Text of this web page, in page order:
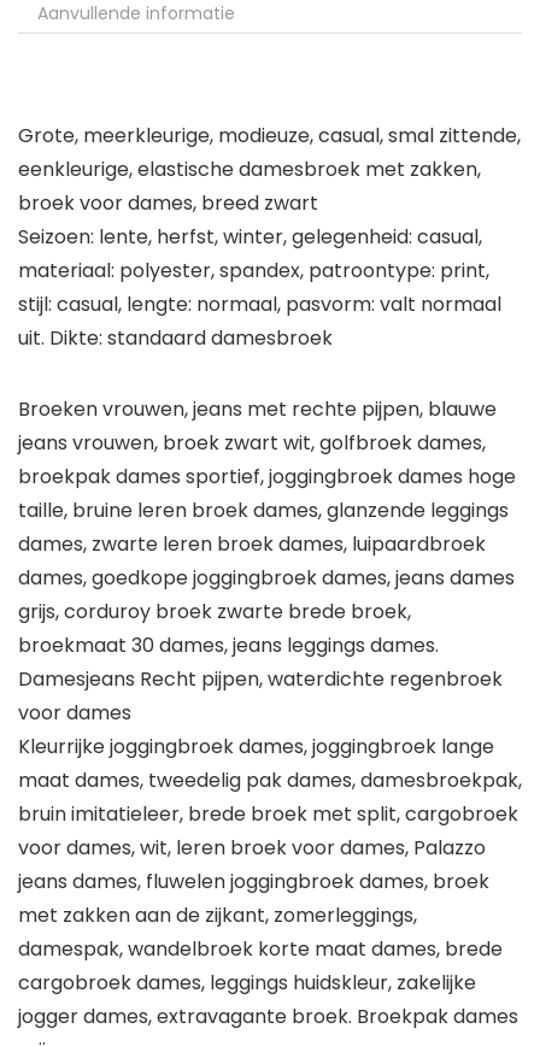
Aanvullende informatie
Grote, meerkleurige, modieuze, casual, smal zittende,
eenkleurige, elastische damesbroek met zakken,
broek voor dames, breed zwart
Seizoen: lente, herfst, winter, gelegenheid: casual,
materiaal: polyester, spandex, patroontype: print,
stijl: casual, lengte: normaal, pasvorm: valt normaal
uit. Dikte: standaard damesbroek
Broeken vrouwen, jeans met rechte pijpen, blauwe
jeans vrouwen, broek zwart wit, golfbroek dames,
broekpak dames sportief, joggingbroek dames hoge
taille, bruine leren broek dames, glanzende leggings
dames, zwarte leren broek dames, luipaardbroek
dames, goedkope joggingbroek dames, jeans dames
grijs, corduroy broek zwarte brede broek,
broekmaat 30 dames, jeans leggings dames.
Damesjeans Recht pijpen, waterdichte regenbroek
voor dames
Kleurrijke joggingbroek dames, joggingbroek lange
maat dames, tweedelig pak dames, damesbroekpak,
bruin imitatieleer, brede broek met split, cargobroek
voor dames, wit, leren broek voor dames, Palazzo
jeans dames, fluwelen joggingbroek dames, broek
met zakken aan de zijkant, zomerleggings,
damespak, wandelbroek korte maat dames, brede
cargobroek dames, leggings huidskleur, zakelijke
jogger dames, extravagante broek. Broekpak dames